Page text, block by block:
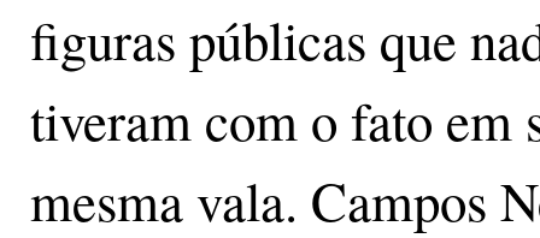
figuras públicas que
tiveram com o fato em
mesma vala. Campos